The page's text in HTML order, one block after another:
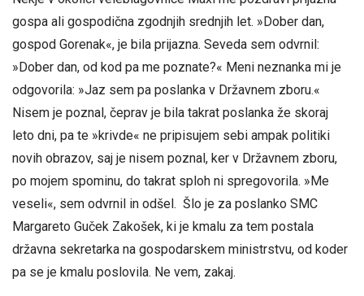
gospa ali gospodična zgodnjih srednjih let. »Dober dan,
gospod Gorenak«, je bila prijazna. Seveda sem odvrnil:
»Dober dan, od kod pa me poznate?« Meni neznanka mi je
odgovorila: »Jaz sem pa poslanka v Državnem zboru.«
Nisem je poznal, čeprav je bila takrat poslanka že skoraj
leto dni, pa te »krivde« ne pripisujem sebi ampak politiki
novih obrazov, saj je nisem poznal, ker v Državnem zboru,
po mojem spominu, do takrat sploh ni spregovorila. »Me
veseli«, sem odvrnil in odšel. Šlo je za poslanko SMC
Margareto Guček Zakošek, ki je kmalu za tem postala
državna sekretarka na gospodarskem ministrstvu, od koder
pa se je kmalu poslovila. Ne vem, zakaj.